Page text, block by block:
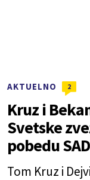
AKTUELNO 2
Kruz i
Svetske
pobedu
Tom Kruz i